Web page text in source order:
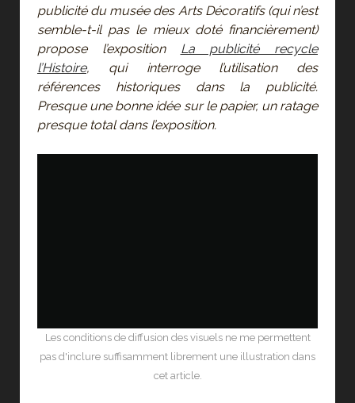
publicité du musée des Arts Décoratifs (qui n’est
semble-t-il pas le mieux doté financièrement)
propose l’exposition La publicité recycle
l’Histoire, qui interroge l’utilisation des
références historiques dans la publicité.
Presque une bonne idée sur le papier, un ratage
presque total dans l’exposition.
Les conditions de diffusion des visuels ne me permettent
pas d'inclure suffisamment librement une illustration dans
cet article.